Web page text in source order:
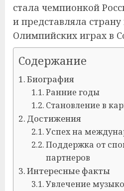
стала чемпионкой
и представляла
Олимпийских играх в
Содержание
Биография
Ранние годы
Становление в
Достижения
Успех на
Поддержка от
партнеров
Интересные факты
Увлечение